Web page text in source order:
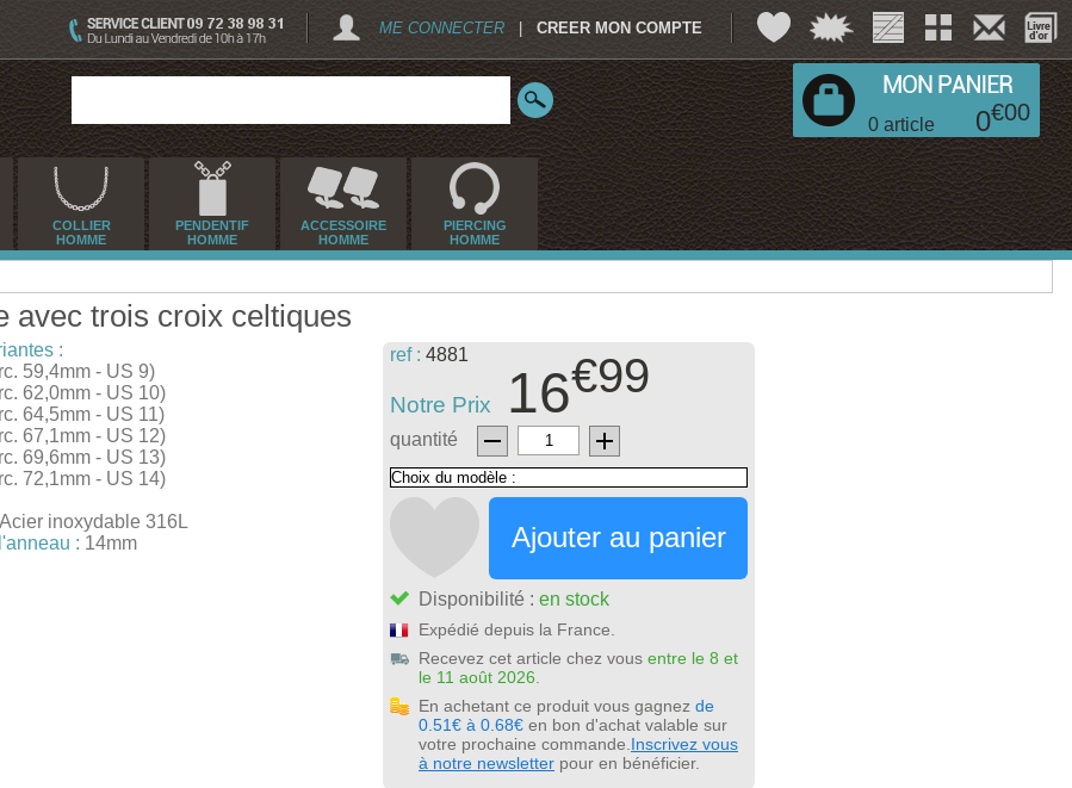
0 article 0€00
ME CONNECTER CREER MON COMPTE
COLLIER
HOMME
PENDENTIF
HOMME
ACCESSOIRE
HOMME
PIERCING
HOMME
avec trois croix celtiques
ref : 4881
Notre Prix 16€99
quantité
Ajouter au panier
Disponibilité : en stock
Expédié depuis la France.
Recevez cet article chez vous entre le 8 et
le 11 août 2026.
En achetant ce produit vous gagnez de
0.51€ à 0.68€ en bon d'achat valable sur
votre prochaine commande. Inscrivez vous
à notre newsletter pour en bénéficier.
:
59,4mm - US 9)
62,0mm - US 10)
64,5mm - US 11)
67,1mm - US 12)
69,6mm - US 13)
72,1mm - US 14)
Acier inoxydable 316L
: 14mm